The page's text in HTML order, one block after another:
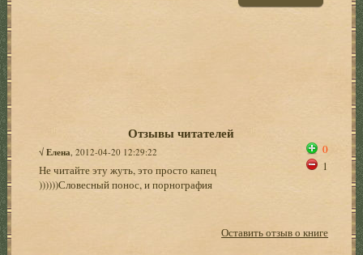
Отзывы читателей
√Елена , 2012-04-20 12:29:22
Не читайте эту жуть, это просто капец
))))))Словесный понос, и порнография
0
1
Оставить отзыв о книге